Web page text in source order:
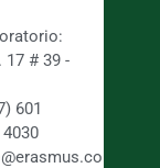
17 # 39 -
601